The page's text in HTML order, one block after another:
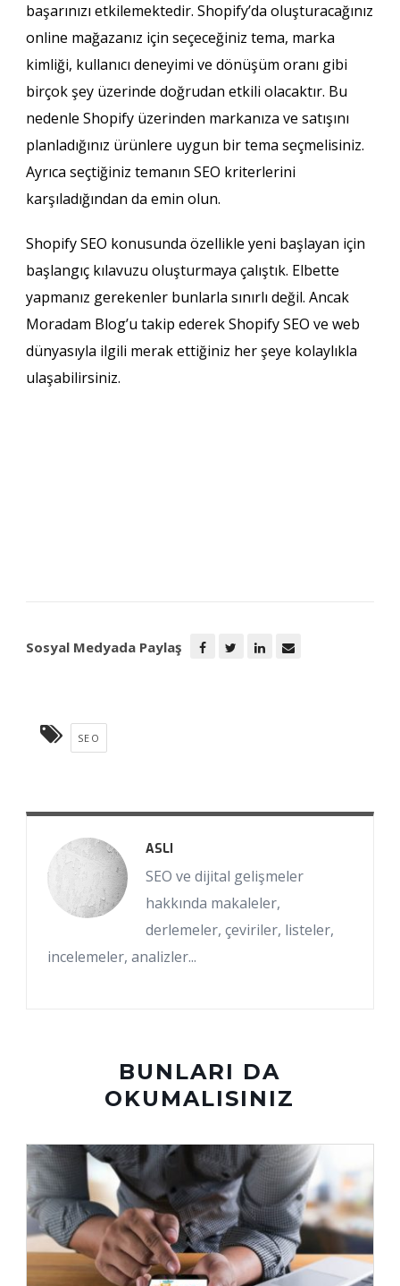
başarınızı etkilemektedir. Shopify’da oluşturacağınız
online mağazanız için seçeceğiniz tema, marka
kimliği, kullanıcı deneyimi ve dönüşüm oranı gibi
birçok şey üzerinde doğrudan etkili olacaktır. Bu
nedenle Shopify üzerinden markanıza ve satışını
planladığınız ürünlere uygun bir tema seçmelisiniz.
Ayrıca seçtiğiniz temanın SEO kriterlerini
karşıladığından da emin olun.
Shopify SEO konusunda özellikle yeni başlayan için
başlangıç kılavuzu oluşturmaya çalıştık. Elbette
yapmanız gerekenler bunlarla sınırlı değil. Ancak
Moradam Blog’u takip ederek Shopify SEO ve web
dünyasıyla ilgili merak ettiğiniz her şeye kolaylıkla
ulaşabilirsiniz.
Sosyal Medyada Paylaş
SEO
ASLI
SEO ve dijital gelişmeler
hakkında makaleler,
derlemeler, çeviriler, listeler,
incelemeler, analizler...
BUNLARI DA
OKUMALISINIZ